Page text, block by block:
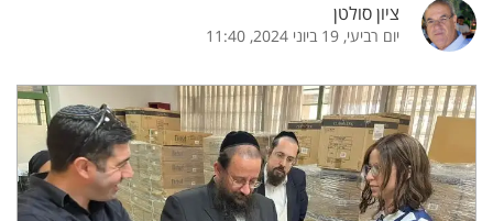
ציון סולטן
יום רביעי, 19 ביוני 2024, 11:40